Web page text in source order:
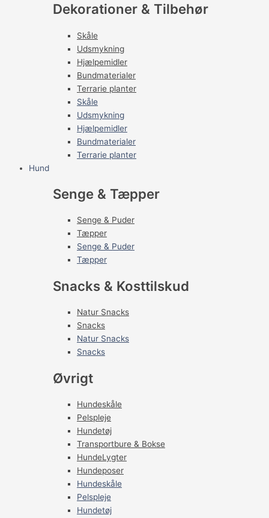
Dekorationer & Tilbehør
Skåle
Udsmykning
Hjælpemidler
Bundmaterialer
Terrarie planter
Skåle
Udsmykning
Hjælpemidler
Bundmaterialer
Terrarie planter
Hund
Senge & Tæpper
Senge & Puder
Tæpper
Senge & Puder
Tæpper
Snacks & Kosttilskud
Natur Snacks
Snacks
Natur Snacks
Snacks
Øvrigt
Hundeskåle
Pelspleje
Hundetøj
Transportbure & Bokse
HundeLygter
Hundeposer
Hundeskåle
Pelspleje
Hundetøj